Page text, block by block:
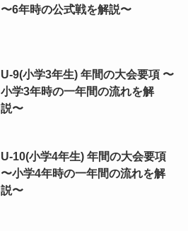
〜6年時の公式戦を解説〜
U-9(小学3年生) 年間の大会要項 〜
小学3年時の一年間の流れを解
説〜
U-10(小学4年生) 年間の大会要項
〜小学4年時の一年間の流れを解
説〜